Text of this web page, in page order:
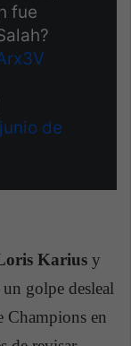
fue
de
Karius y
golpe desleal
Champions en